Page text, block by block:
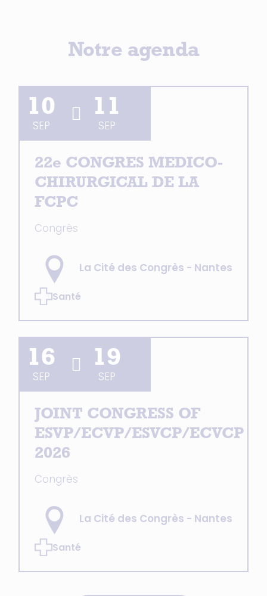
Notre agenda
11
SEP
10
SEP
22e CONGRES MEDICO-
CHIRURGICAL DE LA
FCPC
Congrès
La Cité des Congrès - Nantes
Santé
19
SEP
16
SEP
JOINT CONGRESS OF
ESVP/ECVP/ESVCP/ECVCP
2026
Congrès
La Cité des Congrès - Nantes
Santé